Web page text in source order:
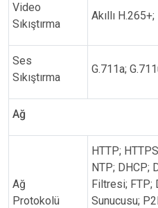
Video
Sıkıştırma
Akıllı
Ses
Sıkıştırma
G.711a;
Ağ
Ağ
Protokolü
HTTP;
NTP; DHCP;
Filtresi; FTP;
Sunucusu;